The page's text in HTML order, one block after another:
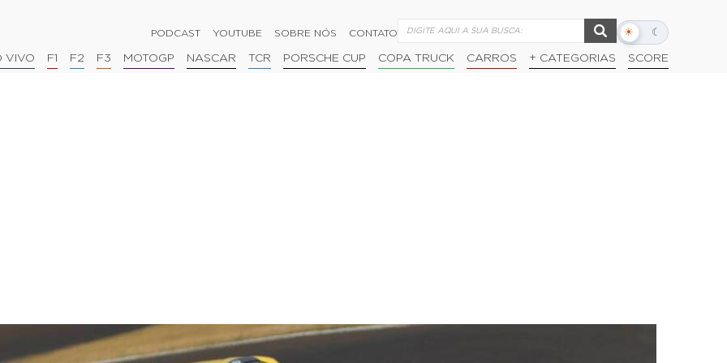
PODCAST YOUTUBE SOBRE NÓS CONTATO ☀ ☾
Alternar
escuro
VIVO F1 F2 F3 MOTOGP NASCAR TCR PORSCHE CUP COPA TRUCK CARROS + CATEGORIAS SCORE